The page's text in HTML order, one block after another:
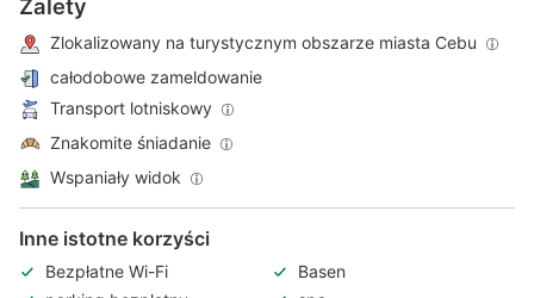
Zalety
Zlokalizowany na turystycznym obszarze miasta Cebu
całodobowe zameldowanie
Transport lotniskowy
Znakomite śniadanie
Wspaniały widok
Inne istotne korzyści
Bezpłatne Wi-Fi
Basen